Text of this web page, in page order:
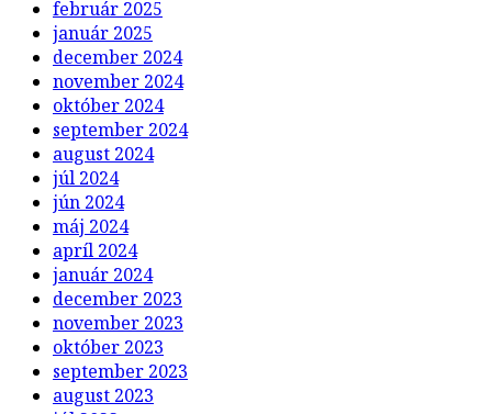
február 2025
január 2025
december 2024
november 2024
október 2024
september 2024
august 2024
júl 2024
jún 2024
máj 2024
apríl 2024
január 2024
december 2023
november 2023
október 2023
september 2023
august 2023